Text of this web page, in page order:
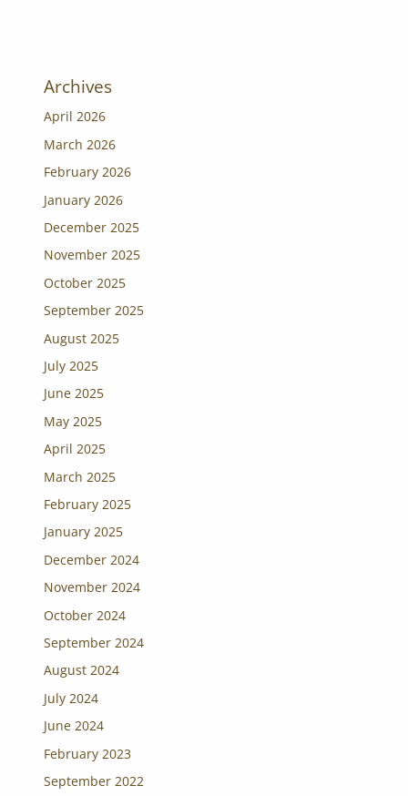
Archives
April 2026
March 2026
February 2026
January 2026
December 2025
November 2025
October 2025
September 2025
August 2025
July 2025
June 2025
May 2025
April 2025
March 2025
February 2025
January 2025
December 2024
November 2024
October 2024
September 2024
August 2024
July 2024
June 2024
February 2023
September 2022